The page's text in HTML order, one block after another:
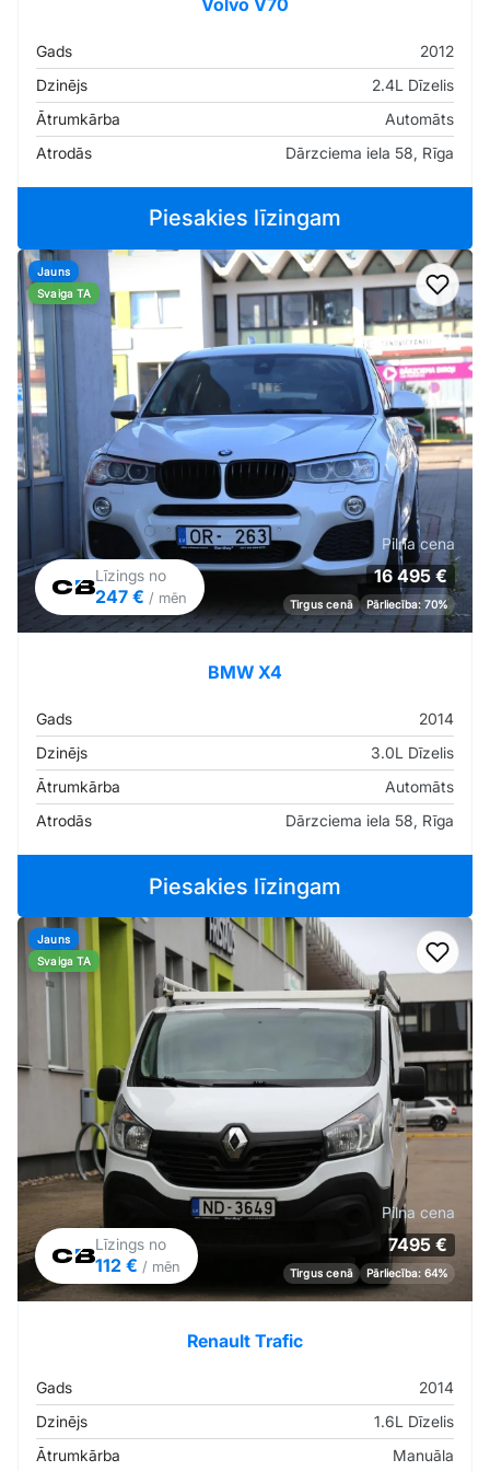
Gads
2012
Dzinējs
2.4L Dīzelis
Ātrumkārba
Automāts
Atrodās
Dārzciema iela 58, Rīga
Piesakies līzingam
Jauns
Svaiga TA
Līzings no
247 € / mēn
Pilna cena
16 495 €
Tirgus cenā Pārliecība: 70%
BMW X4
Gads
2014
Dzinējs
3.0L Dīzelis
Ātrumkārba
Automāts
Atrodās
Dārzciema iela 58, Rīga
Piesakies līzingam
Jauns
Svaiga TA
Līzings no
112 € / mēn
Pilna cena
7495 €
Tirgus cenā Pārliecība: 64%
Renault Trafic
Gads
2014
Dzinējs
1.6L Dīzelis
Ātrumkārba
Manuāla